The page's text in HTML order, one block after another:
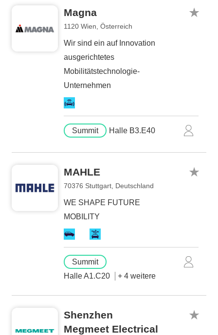
Magna
1120 Wien, Österreich
Wir sind ein auf Innovation
ausgerichtetes
Mobilitätstechnologie-
Unternehmen
Summit Halle B3.E40
MAHLE
70376 Stuttgart, Deutschland
WE SHAPE FUTURE
MOBILITY
Summit
Halle A1.C20
+ 4 weitere
Shenzhen
Megmeet Electrical